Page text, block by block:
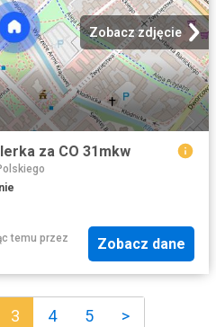
Zobacz zdjęcie
za CO 31mkw
temu przez
Zobacz dane
3 4 5 >